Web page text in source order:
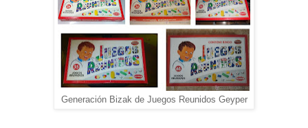
Generación Bizak de Juegos Reunidos Geyper